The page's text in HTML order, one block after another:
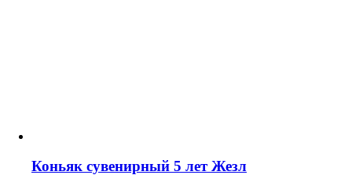
Коньяк сувенирный 5 лет Жезл